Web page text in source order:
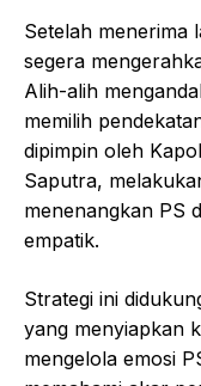
Setelah menerima
segera
Alih-alih
memilih
dipimpin oleh
Saputra,
menenangkan PS
empatik.
Strategi ini
yang menyiapkan
mengelola emosi